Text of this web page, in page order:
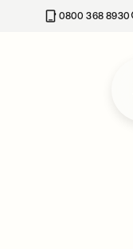
0800 368 8930